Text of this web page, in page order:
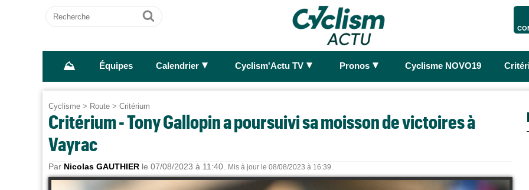
Recherche
Ok
⛰ Équipes Calendrier ► Cyclism'Actu TV ► Pronos ► Cyclisme NOVO19
Cyclisme > Route > Critérium
Critérium - Tony Gallopin a poursuivi sa moisson de victoires à
Vayrac
Par Nicolas GAUTHIER le 07/08/2023 à 11:40. Mis à jour le 08/08/2023 à 16:39.